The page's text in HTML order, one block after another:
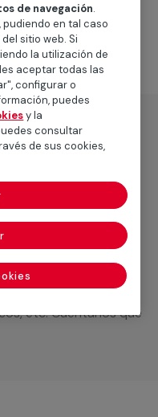
las
de obra que hará
a medida
materiales,
etc. Cuéntanos que
de navegación.
, pudiendo en tal caso
sitio web. Si
la utilización de
aceptar todas las
configurar o
puedes
y la
consultar
de sus cookies,